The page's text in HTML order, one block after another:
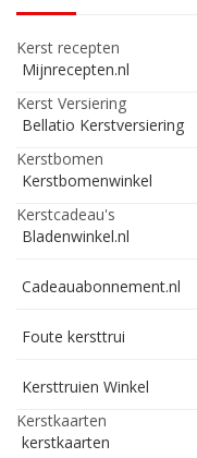
Kerst recepten
Mijnrecepten.nl
Kerst Versiering
Bellatio Kerstversiering
Kerstbomen
Kerstbomenwinkel
Kerstcadeau's
Bladenwinkel.nl
Cadeauabonnement.nl
Foute kersttrui
Kersttruien Winkel
Kerstkaarten
kerstkaarten